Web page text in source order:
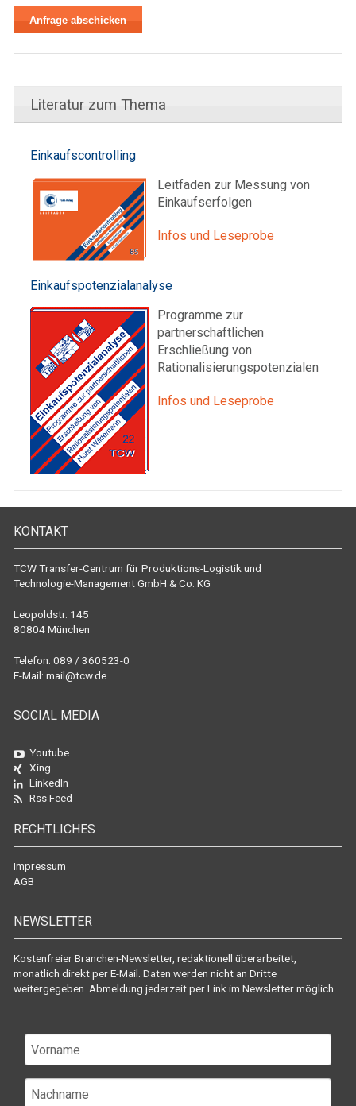
Literatur zum Thema
Einkaufscontrolling
Leitfaden zur Messung von
Einkaufserfolgen
Infos und Leseprobe
Einkaufspotenzialanalyse
Programme zur
partnerschaftlichen
Erschließung von
Rationalisierungspotenzialen
Infos und Leseprobe
KONTAKT
TCW Transfer-Centrum für Produktions-Logistik und
Technologie-Management GmbH & Co. KG
Leopoldstr. 145
80804 München
Telefon: 089 / 360523-0
E-Mail: mail@tcw.de
SOCIAL MEDIA
Youtube
Xing
LinkedIn
Rss Feed
RECHTLICHES
Impressum
AGB
NEWSLETTER
Kostenfreier Branchen-Newsletter, redaktionell überarbeitet,
monatlich direkt per E-Mail. Daten werden nicht an Dritte
weitergegeben. Abmeldung jederzeit per Link im Newsletter möglich.